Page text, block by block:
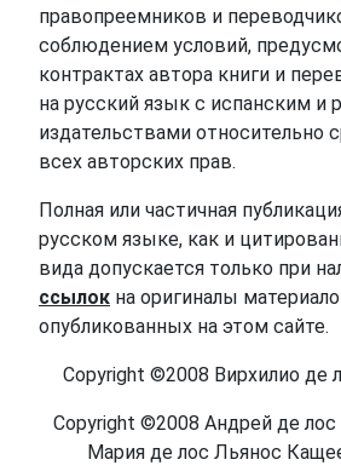
правопреемников и
соблюдением условий,
контрактах автора книги и
на русский язык с испанским и
издательствами относительно
всех авторских прав.
Полная или частичная
русском языке, как и
вида допускается только при
ссылок на оригиналы
опубликованных на этом сайте.
Copyright ©2008 Вирхилио де
Copyright ©2008 Андрей де
Мария де лос Льянос